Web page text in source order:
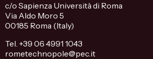
c/o Sapienza Università di Roma
Via Aldo Moro 5
00185 Roma (Italy)
Tel. +39 06 4991 1043
rometechnopole@pec.it